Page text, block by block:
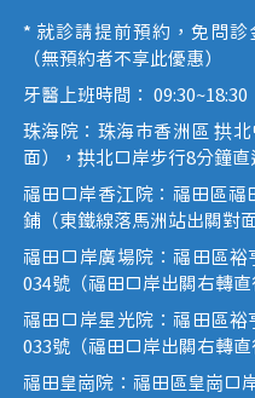
* 就診請提前預約，免問
（無預約者不享此優惠）
牙醫上班時間：
珠海院：珠海市香洲區 拱
面），拱北口岸步行8分鐘直
福田口岸香江院：福田區福
鋪（東鐵線落馬洲站出關對面
福田口岸廣場院：福田區
034號（福田口岸出關右轉直
福田口岸星光院：福田區
033號（福田口岸出關右轉直
福田皇崗院：福田區皇崗口